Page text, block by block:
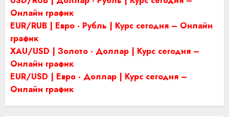
Онлайн график
EUR/RUB | Евро - Рубль | Курс сегодня – Онлайн
график
XAU/USD | Золото - Доллар | Курс сегодня –
Онлайн график
EUR/USD | Евро - Доллар | Курс сегодня –
Онлайн график